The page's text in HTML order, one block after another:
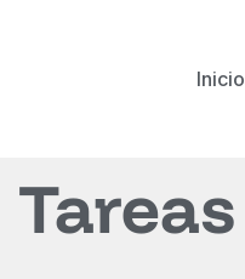
Inicio
Tareas